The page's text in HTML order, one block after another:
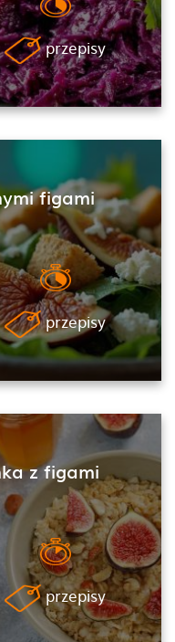
przepisy
figami
przepisy
z figami
przepisy